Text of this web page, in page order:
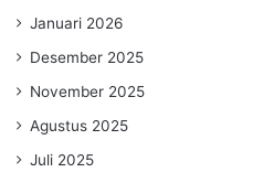
Januari 2026
Desember 2025
November 2025
Agustus 2025
Juli 2025